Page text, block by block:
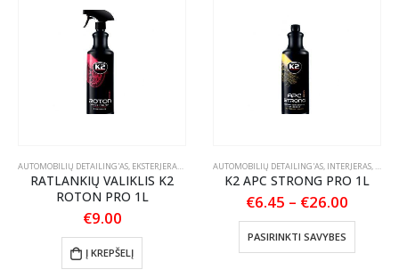
AUTOMOBILIŲ DETAILING'AS, EKSTERJERAS , RATLANKIŲ PRIEŽIŪRA
RATLANKIŲ VALIKLIS K2
ROTON PRO 1L
€9.00
Į KREPŠELĮ
AUTOMOBILIŲ DETAILING'AS, INTERJERAS,
K2 APC STRONG PRO 1L
€6.45 – €26.00
€26.00
PASIRINKTI SAVYBES
This product has multiple variants. The options may be chosen on the product page